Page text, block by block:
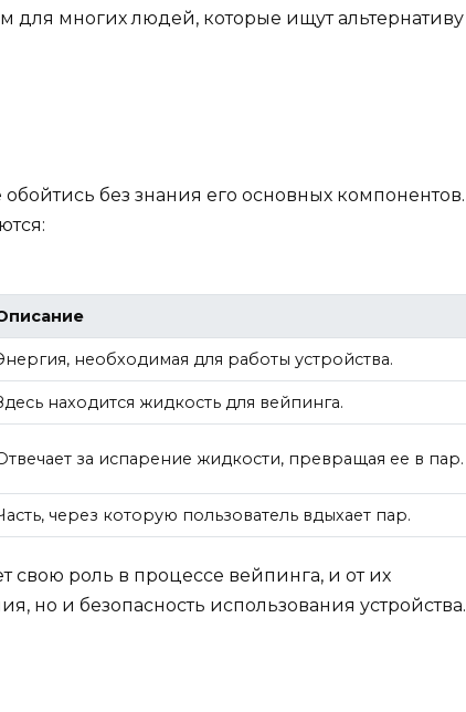
для многих людей, которые ищут альтернативу
обойтись без знания его основных компонентов.
необходимая для работы устройства.
находится жидкость для вейпинга.
за испарение жидкости, превращая ее в пар.
через которую пользователь вдыхает пар.
свою роль в процессе вейпинга, и от их
но и безопасность использования устройства.